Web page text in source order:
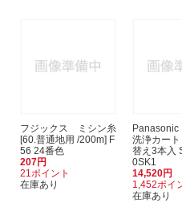
フジックス ミシン糸
[60.普通地用 /200m] F
56 24番色
207円
21ポイント
在庫あり
洗浄カート
替え3本入
0SK1
14,520円
1,452ポイ
在庫あり